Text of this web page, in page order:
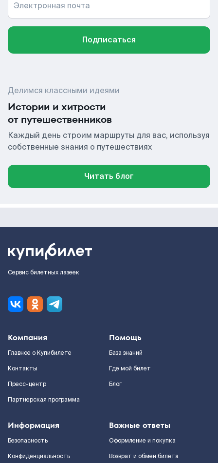
Электронная почта
Подписаться
Делимся классными идеями
Истории и хитрости
от путешественников
Каждый день строим маршруты для вас, используя
собственные знания о путешествиях
Читать блог
Сервис билетных лазеек
Компания
Главное о Купибилете
Контакты
Пресс-центр
Партнерская программа
Помощь
База знаний
Где мой билет
Блог
Информация
Безопасность
Конфиденциальность
Важные ответы
Оформление и покупка
Возврат и обмен билета